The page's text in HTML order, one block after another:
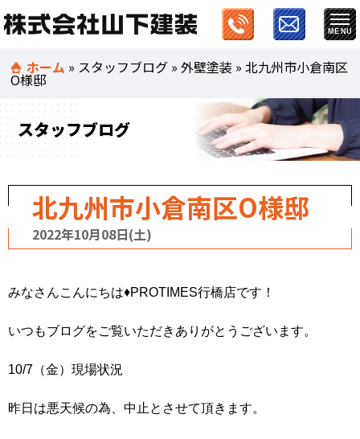
ホーム » スタッフブログ »外壁塗装 »北九州市小倉南区
O様邸
スタッフブログ
北九州市小倉南区O様邸
2022年10月08日(土)
みなさんこんにちは♦PROTIMES行橋店です！
いつもブログをご覧いただきありがとうございます。
10/7（金）現場状況
昨日は悪天候の為、中止とさせて頂きます。